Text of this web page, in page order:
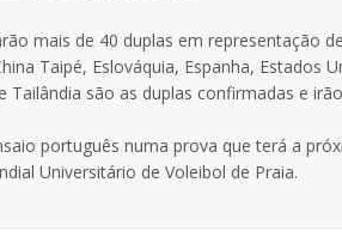
mais de 40 duplas em representação
Taipé, Eslováquia, Espanha, Estados
Tailândia são as duplas confirmadas e
português numa prova que terá a
Universitário de Voleibol de Praia.